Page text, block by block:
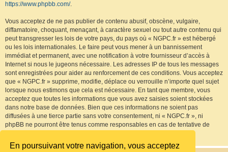
En poursuivant votre navigation, vous acceptez
https://www.phpbb.com/.
Vous acceptez de ne pas publier de contenu abusif, obscène, vulgaire,
diffamatoire, choquant, menaçant, à caractère sexuel ou tout autre contenu qui
peut transgresser les lois de votre pays, du pays où « NGPC.fr » est hébergé
ou les lois internationales. Le faire peut vous mener à un bannissement
immédiat et permanent, avec une notification à votre fournisseur d’accès à
Internet si nous le jugeons nécessaire. Les adresses IP de tous les messages
sont enregistrées pour aider au renforcement de ces conditions. Vous acceptez
que « NGPC.fr » supprime, modifie, déplace ou verrouille n’importe quel sujet
lorsque nous estimons que cela est nécessaire. En tant que membre, vous
acceptez que toutes les informations que vous avez saisies soient stockées
dans notre base de données. Bien que ces informations ne soient pas
diffusées à une tierce partie sans votre consentement, ni « NGPC.fr », ni
phpBB ne pourront être tenus comme responsables en cas de tentative de